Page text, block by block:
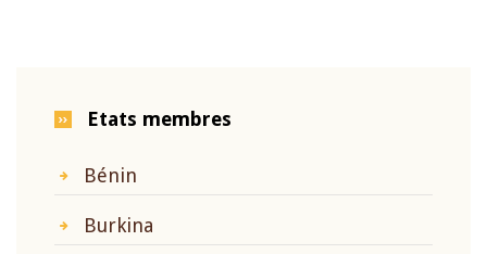
Etats membres
Bénin
Burkina